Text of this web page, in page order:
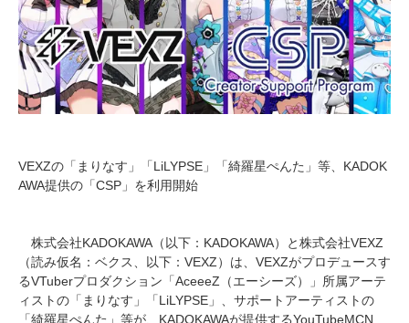
VEXZの「まりなす」「LiLYPSE」「綺羅星ぺんた」等、KADOK
AWA提供の「CSP」を利用開始
株式会社KADOKAWA（以下：KADOKAWA）と株式会社VEXZ
（読み仮名：ベクス、以下：VEXZ）は、VEXZがプロデュースす
るVTuberプロダクション「AceeeZ（エーシーズ）」所属アーテ
ィストの「まりなす」「LiLYPSE」、サポートアーティストの
「綺羅星ぺんた」等が、KADOKAWAが提供するYouTubeMCN